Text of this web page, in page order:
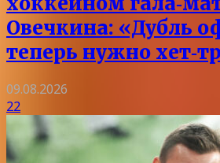
Овечкина: «Дубль
теперь нужно
09.08.2026
22